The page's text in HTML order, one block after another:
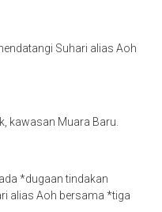
Suhari alias Aoh
kawasan Muara Baru.
*dugaan tindakan
alias Aoh bersama *tiga